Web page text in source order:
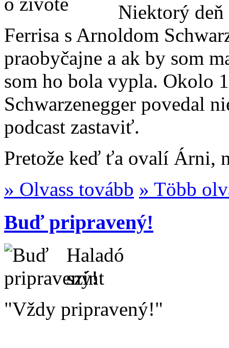
Niektorý deň
Ferrisa s Arnoldom
praobyčajne a ak by som
som ho bola vypla. Okolo
Schwarzenegger povedal
podcast zastaviť.
Pretože keď ťa ovalí Árni,
» Olvass tovább » Több
Buď pripravený!
Haladó
szint
"Vždy pripravený!"